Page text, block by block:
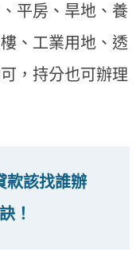
平房、旱地、養
、工業用地、透
，持分也可辦理
款該找誰辦
！